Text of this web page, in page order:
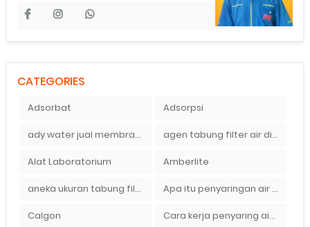
CATEGORIES
Adsorbat Adsorpsi
ady water jual membran ro 2000 gpd harganya sangat murah agen tabung filter air di bandung
Alat Laboratorium Amberlite
aneka ukuran tabung filter air Apa itu penyaringan air secara umum
Calgon Cara kerja penyaring air Ady Water dengan tabung FRP berisikan lapisan media filter air